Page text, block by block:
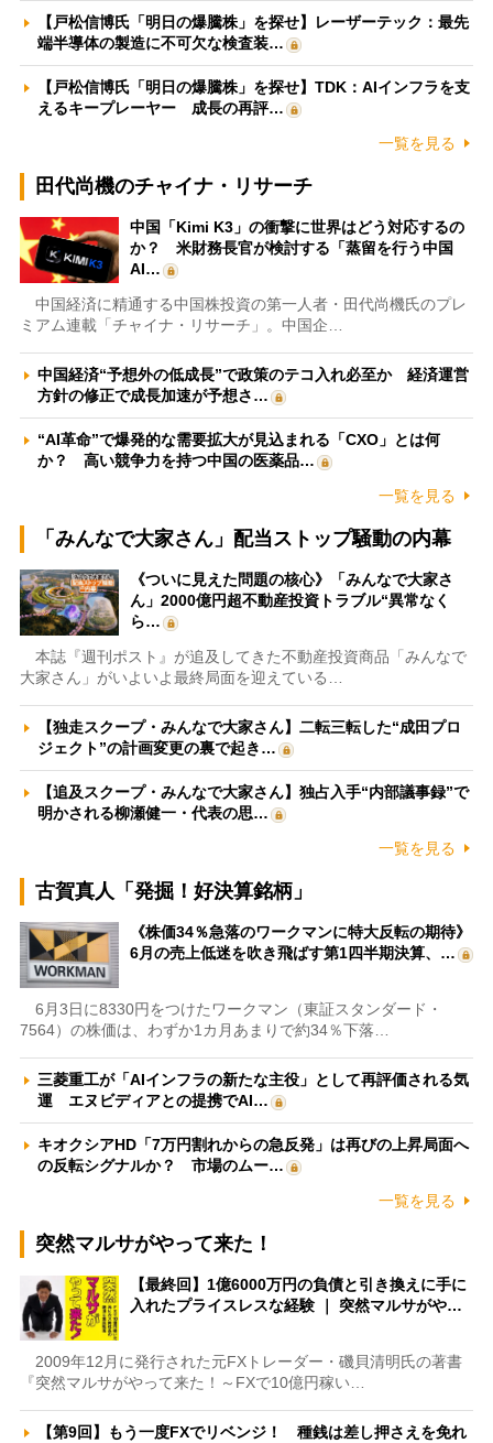
【戸松信博氏「明日の爆騰株」を探せ】レーザーテック：最先
端半導体の製造に不可欠な検査装…
【戸松信博氏「明日の爆騰株」を探せ】TDK：AIインフラを支
えるキープレーヤー 成長の再評…
一覧を見る
田代尚機のチャイナ・リサーチ
中国「Kimi K3」の衝撃に世界はどう対応するの
か？ 米財務長官が検討する「蒸留を行う中国
AI…
中国経済に精通する中国株投資の第一人者・田代尚機氏のプレ
ミアム連載「チャイナ・リサーチ」。中国企…
中国経済“予想外の低成長”で政策のテコ入れ必至か 経済運営
方針の修正で成長加速が予想さ…
“AI革命”で爆発的な需要拡大が見込まれる「CXO」とは何
か？ 高い競争力を持つ中国の医薬品…
一覧を見る
「みんなで大家さん」配当ストップ騒動の内幕
《ついに見えた問題の核心》「みんなで大家さ
ん」2000億円超不動産投資トラブル“異常なく
ら…
本誌『週刊ポスト』が追及してきた不動産投資商品「みんなで
大家さん」がいよいよ最終局面を迎えている…
【独走スクープ・みんなで大家さん】二転三転した“成田プロ
ジェクト”の計画変更の裏で起き…
【追及スクープ・みんなで大家さん】独占入手“内部議事録”で
明かされる柳瀬健一・代表の思…
一覧を見る
古賀真人「発掘！好決算銘柄」
《株価34％急落のワークマンに特大反転の期待》
6月の売上低迷を吹き飛ばす第1四半期決算、…
6月3日に8330円をつけたワークマン（東証スタンダード・
7564）の株価は、わずか1カ月あまりで約34％下落…
三菱重工が「AIインフラの新たな主役」として再評価される気
運 エヌビディアとの提携でAI…
キオクシアHD「7万円割れからの急反発」は再びの上昇局面へ
の反転シグナルか？ 市場のムー…
一覧を見る
突然マルサがやって来た！
【最終回】1億6000万円の負債と引き換えに手に
入れたプライスレスな経験 ｜ 突然マルサがや…
2009年12月に発行された元FXトレーダー・磯貝清明氏の著書
『突然マルサがやって来た！～FXで10億円稼い…
【第9回】もう一度FXでリベンジ！ 種銭は差し押さえを免れ